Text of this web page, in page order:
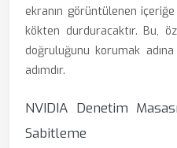
ekranın görüntülenen
kökten durduracaktır. Bu,
doğruluğunu korumak
adımdır.
NVIDIA Denetim
Sabitleme